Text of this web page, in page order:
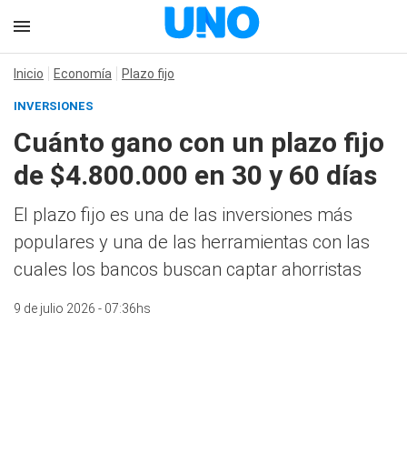
Inicio Economía Plazo fijo
INVERSIONES
Cuánto gano con un plazo fijo
de $4.800.000 en 30 y 60 días
El plazo fijo es una de las inversiones más
populares y una de las herramientas con las
cuales los bancos buscan captar ahorristas
9 de julio 2026 - 07:36hs